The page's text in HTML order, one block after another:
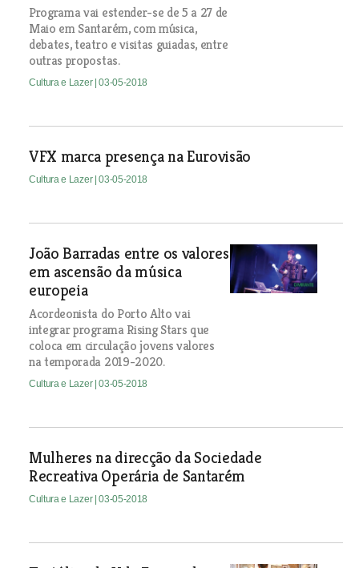
Programa vai estender-se de 5 a 27 de
Maio em Santarém, com música,
debates, teatro e visitas guiadas, entre
outras propostas.
Cultura e Lazer | 03-05-2018
VFX marca presença na Eurovisão
Cultura e Lazer | 03-05-2018
João Barradas entre os valores
em ascensão da música
europeia
Acordeonista do Porto Alto vai
integrar programa Rising Stars que
coloca em circulação jovens valores
na temporada 2019-2020.
Cultura e Lazer | 03-05-2018
Mulheres na direcção da Sociedade
Recreativa Operária de Santarém
Cultura e Lazer | 03-05-2018